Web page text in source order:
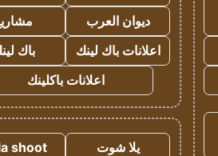
ديوان العرب
اعلانات باك لينك
باك
اعلانات باكلينك
يلا شوت
shoot